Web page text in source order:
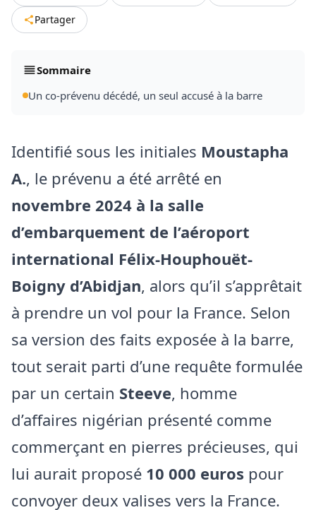
Partager
Sommaire
Un co-prévenu décédé, un seul accusé à la barre
Identifié sous les initiales Moustapha
A., le prévenu a été arrêté en
novembre 2024 à la salle
d’embarquement de l’aéroport
international Félix-Houphouët-
Boigny d’Abidjan, alors qu’il s’apprêtait
à prendre un vol pour la France. Selon
sa version des faits exposée à la barre,
tout serait parti d’une requête formulée
par un certain Steeve, homme
d’affaires nigérian présenté comme
commerçant en pierres précieuses, qui
lui aurait proposé 10 000 euros pour
convoyer deux valises vers la France.